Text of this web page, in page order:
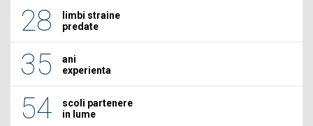
28
limbi straine
predate
35
ani
experienta
54
scoli partenere
in lume